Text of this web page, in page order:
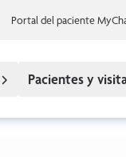
Portal del paciente
Pacientes y